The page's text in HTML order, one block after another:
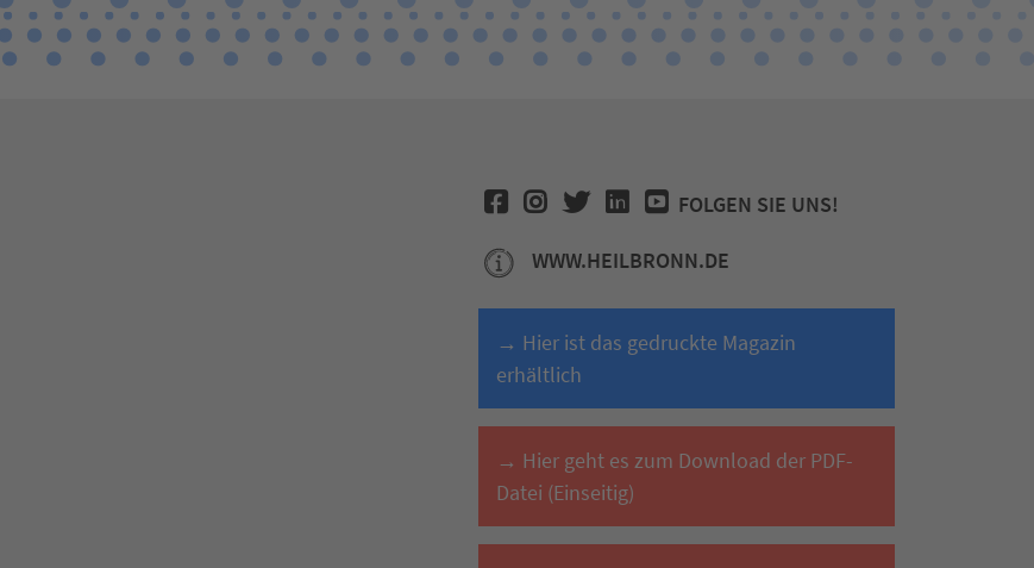
FOLGEN SIE UNS!
WWW.HEILBRONN.DE
→ Hier ist das gedruckte Magazin
erhältlich
→ Hier geht es zum Download der PDF-
Datei (Einseitig)